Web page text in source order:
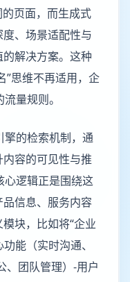
页面，而生成式
、场景适配性与
解决方案。这种
”思维不再适用，企
量规则。
擎的检索机制，通
容的可见性与推
心逻辑正是围绕这
信息、服务内容
块，比如将“企业
能（实时沟通、
、团队管理）-用户